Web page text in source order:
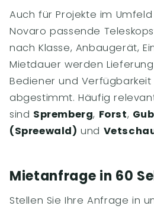
Auch für Projekte im
Novaro passende
nach Klasse, Anbaugerät,
Mietdauer werden
Bediener und Verfügbarkeit
abgestimmt. Häufig
sind Spremberg, Forst,
(Spreewald) und
Mietanfrage in 60
Stellen Sie Ihre Anfrage in